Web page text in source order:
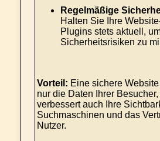
Regelmäßige
Halten Sie Ihre
Plugins stets aktuell,
Sicherheitsrisiken zu
Vorteil: Eine sichere
nur die Daten Ihrer
verbessert auch Ihre
Suchmaschinen und das
Nutzer.